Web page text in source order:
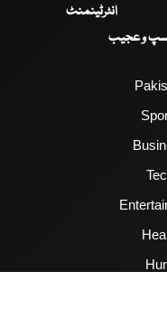
انٹرٹینمنٹ
و عجیب